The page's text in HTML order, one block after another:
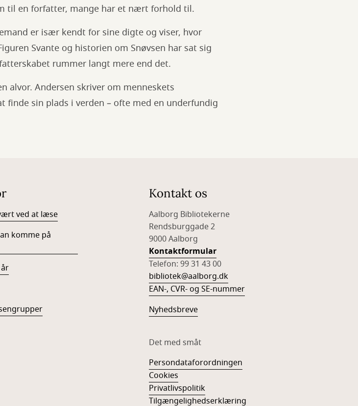
til en forfatter, mange har et nært forhold til.
er især kendt for sine digte og viser, hvor
Svante og historien om Snøvsen har sat sig
rummer langt mere end det.
alvor. Andersen skriver om menneskets
finde sin plads i verden – ofte med en underfundig
ved at læse
komme på
Kontakt os
Aalborg Bibliotekerne
Rendsburggade 2
9000 Aalborg
Kontaktformular
Telefon: 99 31 43 00
bibliotek@aalborg.dk
EAN-, CVR- og SE-nummer
Nyhedsbreve
Det med småt
Persondataforordningen
Cookies
Privatlivspolitik
Tilgængelighedserklæring